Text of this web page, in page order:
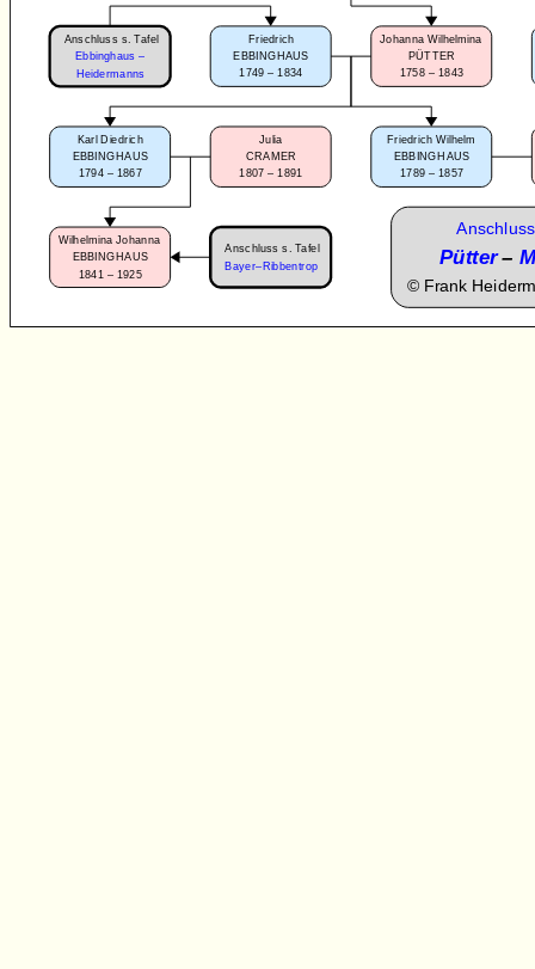
Friedrich
EBBINGHAUS
1749 – 1834
Johanna Wilhelmina
PÜTTER
1758 – 1843
Karl Diedrich
EBBINGHAUS
1794 – 1867
Julia
CRAMER
1807 – 1891
Wilhelmina Johanna
EBBINGHAUS
1841 – 1925
Anschluss s. Tafel
Bayer–Ribbentrop
Anschluss s. Tafel
Ebbinghaus –
Heidermanns
Friedrich Wilhelm
EBBINGHAUS
1789 – 1857
Pütter–
© Frank